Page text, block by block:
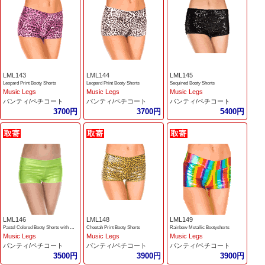
LML143
Leopard Print Booty Shorts
Music Legs
パンティ/ペチコート
3700円
LML144
Leopard Print Booty Shorts
Music Legs
パンティ/ペチコート
3700円
LML145
Sequined Booty Shorts
Music Legs
パンティ/ペチコート
5400円
LML146
Pastel Colored Booty Shorts with Waist Band
Music Legs
パンティ/ペチコート
3500円
LML148
Cheetah Print Booty Shorts
Music Legs
パンティ/ペチコート
3900円
LML149
Rainbow Metallic Bootyshorts
Music Legs
パンティ/ペチコート
3900円